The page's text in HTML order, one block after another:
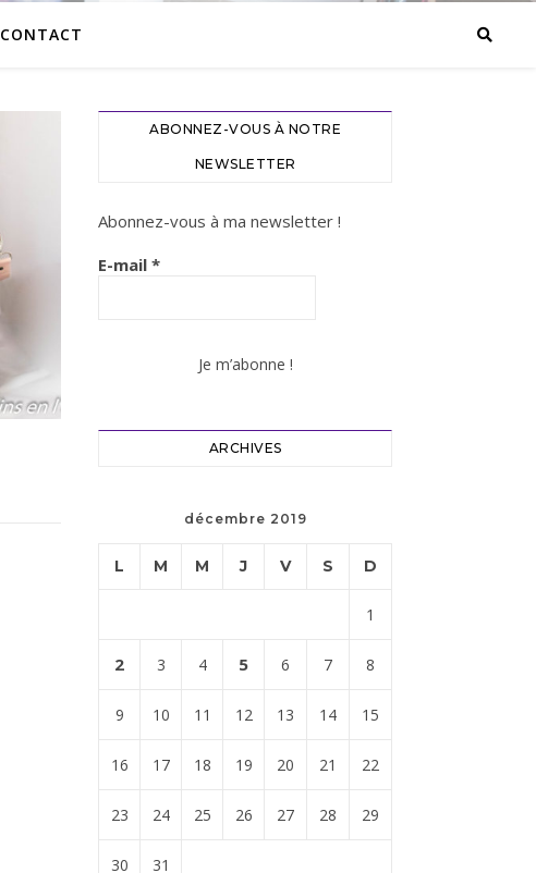
CONTACT
ABONNEZ-VOUS À NOTRE
NEWSLETTER
Abonnez-vous à ma newsletter !
E-mail *
ARCHIVES
décembre 2019
L M M J V S D
1
2 3 4 5 6 7 8
9 10 11 12 13 14 15
16 17 18 19 20 21 22
23 24 25 26 27 28 29
30 31